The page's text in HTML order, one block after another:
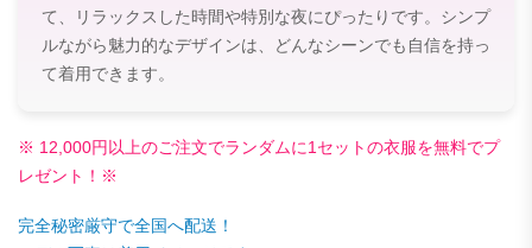
て、リラックスした時間や特別な夜にぴったりです。シンプ
ルながら魅力的なデザインは、どんなシーンでも自信を持っ
て着用できます。
※ 12,000円以上のご注文でランダムに1セットの衣服を無料でプ
レゼント！※
完全秘密厳守で全国へ配送！